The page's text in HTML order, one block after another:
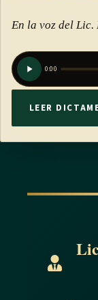
En la voz del Lic.
0:00
LEER